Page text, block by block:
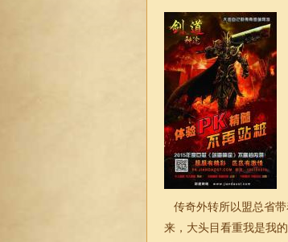
传奇外转所以盟总省带
来，大头目看重我是我